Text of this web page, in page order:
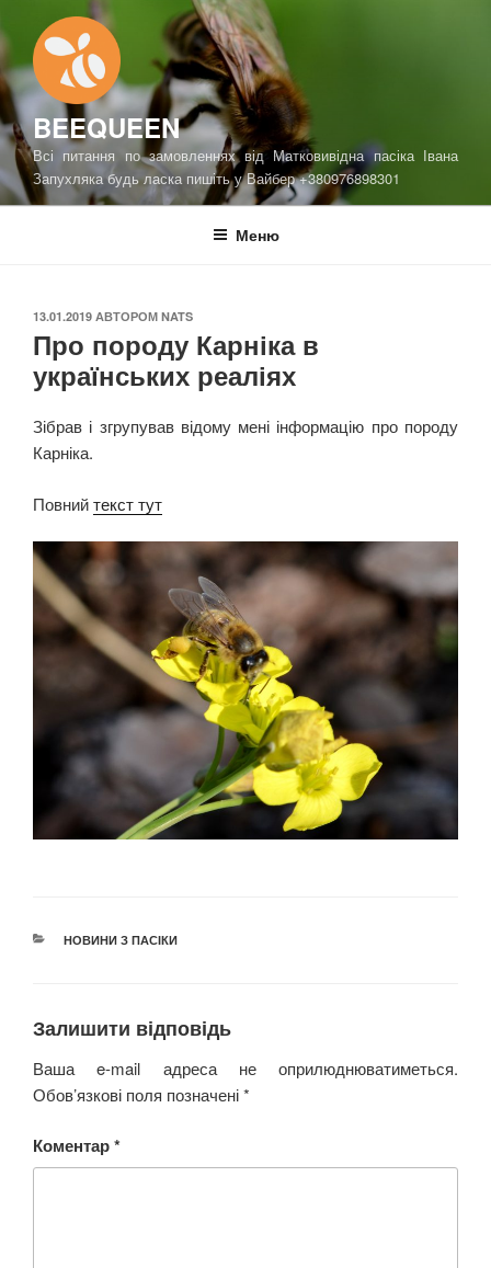
до
вмісту
BEEQUEEN
Всі питання по замовленнях від Матковивідна пасіка Івана
Запухляка будь ласка пишіть у Вайбер +380976898301
Меню
ОПУБЛІКОВАНО
13.01.2019 АВТОРОМ NATS
Про породу Карніка в
українських реаліях
Зібрав і згрупував відому мені інформацію про породу
Карніка.
Повнийтекст тут
КАТЕГОРІЇ
НОВИНИ З ПАСІКИ
Залишити відповідь
Ваша e-mail адреса не оприлюднюватиметься.
Обов’язкові поля позначені*
Коментар*